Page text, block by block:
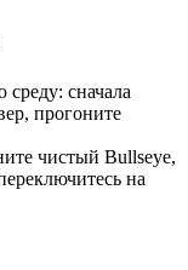
среду: сначала
прогоните
чистый Bullseye,
на